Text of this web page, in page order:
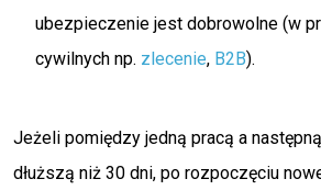
ubezpieczenie jest dobrowolne (w
cywilnych np. zlecenie, B2B).
Jeżeli pomiędzy jedną pracą a
dłuższą niż 30 dni, po rozpoczęciu